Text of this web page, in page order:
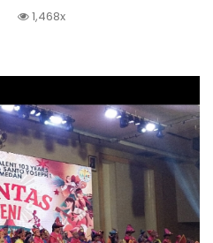
1,468x